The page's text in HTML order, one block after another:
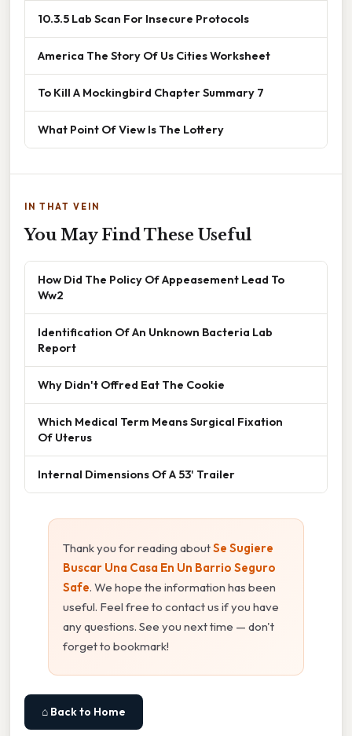
10.3.5 Lab Scan For Insecure Protocols
America The Story Of Us Cities Worksheet
To Kill A Mockingbird Chapter Summary 7
What Point Of View Is The Lottery
IN THAT VEIN
You May Find These Useful
How Did The Policy Of Appeasement Lead To
Ww2
Identification Of An Unknown Bacteria Lab
Report
Why Didn't Offred Eat The Cookie
Which Medical Term Means Surgical Fixation
Of Uterus
Internal Dimensions Of A 53' Trailer
Thank you for reading aboutSe Sugiere
Buscar Una Casa En Un Barrio Seguro
Safe. We hope the information has been
useful. Feel free to contact us if you have
any questions. See you next time — don't
forget to bookmark!
⌂ Back to Home